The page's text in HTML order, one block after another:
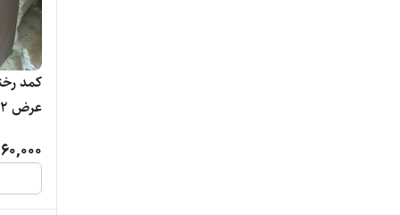
عرض ۱۴۲ سانت واقعی